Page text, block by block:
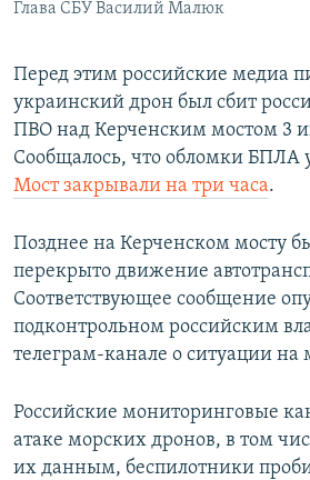
Глава СБУ Василий Малюк
Перед этим российские медиа
украинский дрон был сбит
ПВО над Керченским мостом 3
Сообщалось, что обломки БПЛА
Мост закрывали на три часа.
Позднее на Керченском мосту
перекрыто движение
Соответствующее сообщение
подконтрольном российским
телеграм-канале о ситуации на
Российские мониторинговые
атаке морских дронов, в том
их данным, беспилотники